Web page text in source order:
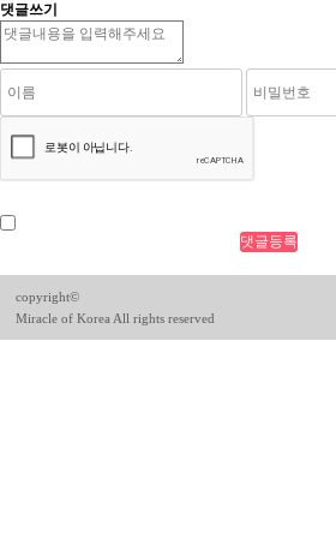
댓글쓰기
copyright©
Miracle of Korea All rights reserved